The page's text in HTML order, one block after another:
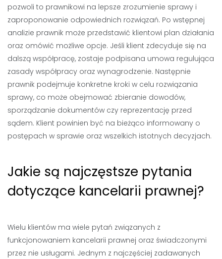
pozwoli to prawnikowi na lepsze zrozumienie sprawy i
zaproponowanie odpowiednich rozwiązań. Po wstępnej
analizie prawnik może przedstawić klientowi plan działania
oraz omówić możliwe opcje. Jeśli klient zdecyduje się na
dalszą współpracę, zostaje podpisana umowa regulująca
zasady współpracy oraz wynagrodzenie. Następnie
prawnik podejmuje konkretne kroki w celu rozwiązania
sprawy, co może obejmować zbieranie dowodów,
sporządzanie dokumentów czy reprezentację przed
sądem. Klient powinien być na bieżąco informowany o
postępach w sprawie oraz wszelkich istotnych decyzjach.
Jakie są najczęstsze pytania
dotyczące kancelarii prawnej?
Wielu klientów ma wiele pytań związanych z
funkcjonowaniem kancelarii prawnej oraz świadczonymi
przez nie usługami. Jednym z najczęściej zadawanych